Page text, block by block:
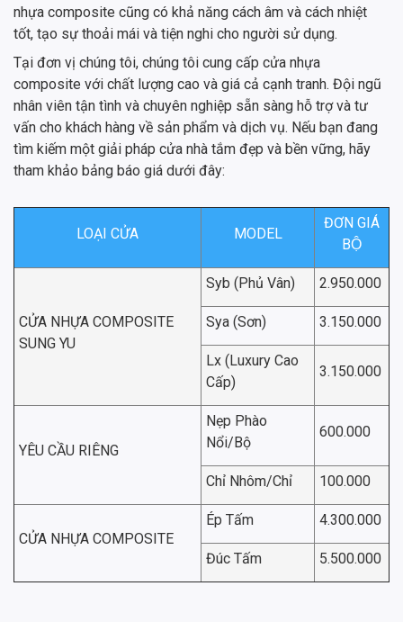
nhựa composite cũng có khả năng cách âm và cách nhiệt
tốt, tạo sự thoải mái và tiện nghi cho người sử dụng.
Tại đơn vị chúng tôi, chúng tôi cung cấp cửa nhựa
composite với chất lượng cao và giá cả cạnh tranh. Đội ngũ
nhân viên tận tình và chuyên nghiệp sẵn sàng hỗ trợ và tư
vấn cho khách hàng về sản phẩm và dịch vụ. Nếu bạn đang
tìm kiếm một giải pháp cửa nhà tắm đẹp và bền vững, hãy
tham khảo bảng báo giá dưới đây:
LOẠI CỬA MODEL
ĐƠN GIÁ
BỘ
CỬA NHỰA COMPOSITE
SUNG YU
Syb (Phủ Vân) 2.950.000
Sya (Sơn) 3.150.000
Lx (Luxury Cao
Cấp)
3.150.000
YÊU CẦU RIÊNG
Nẹp Phào
Nổi/Bộ
600.000
Chỉ Nhôm/Chỉ 100.000
CỬA NHỰA COMPOSITE
Ép Tấm 4.300.000
Đúc Tấm 5.500.000